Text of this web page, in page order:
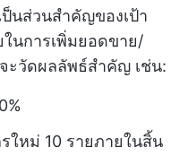
ป็นส่วนสำคัญของเป้า
นการเพิ่มยอดขาย/
ะวัดผลลัพธ์สำคัญ เช่น:
ใหม่ 10 รายภายในสิ้น